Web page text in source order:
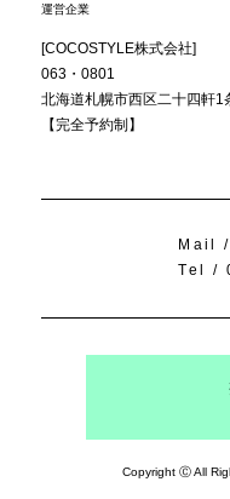
運営企業
[COCOSTYLE株式会社]
063・0801
北海道札幌市西区二十四軒1
【完全予約制】
Mail /
Tel /
Copyright Ⓒ All